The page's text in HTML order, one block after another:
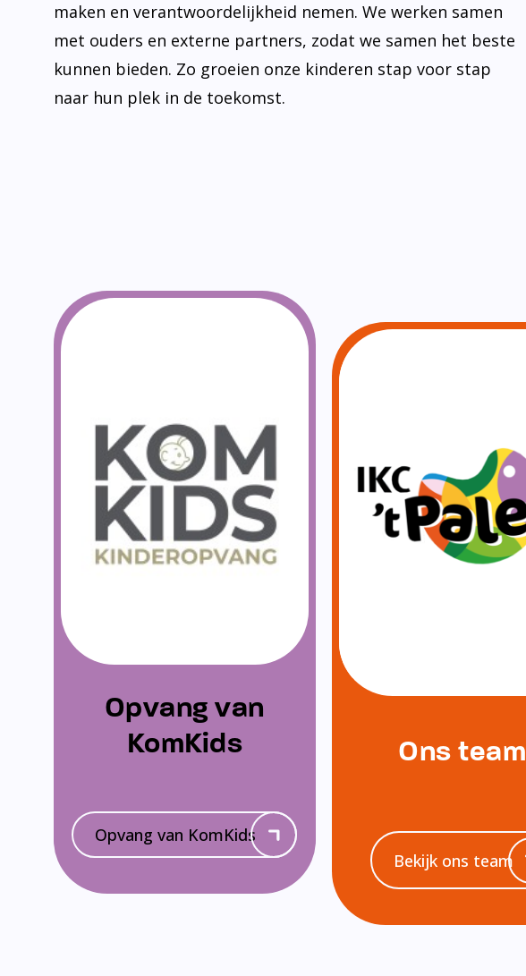
maken en verantwoordelijkheid nemen. We werken samen
met ouders en externe partners, zodat we samen het beste
kunnen bieden. Zo groeien onze kinderen stap voor stap
naar hun plek in de toekomst.
Opvang van
KomKids
Opvang van KomKids
Ons team
Bekijk ons team